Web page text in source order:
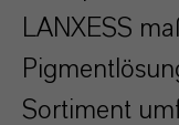
LANXESS
Sortiment